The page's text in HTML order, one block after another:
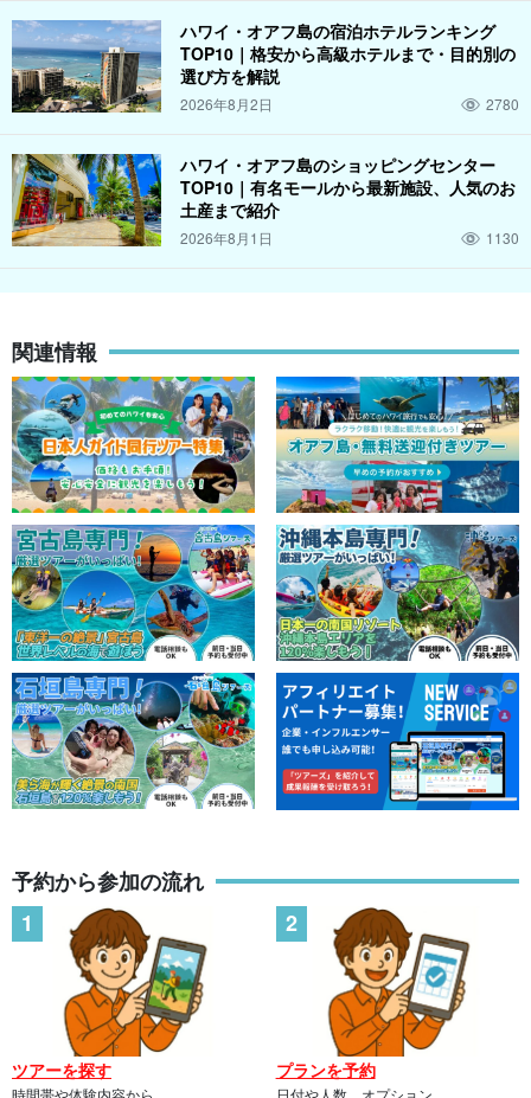
ハワイ・オアフ島の宿泊ホテルランキング
TOP10｜格安から高級ホテルまで・目的別の
選び方を解説
2026年8月2日 2780
ハワイ・オアフ島のショッピングセンター
TOP10｜有名モールから最新施設、人気のお
土産まで紹介
2026年8月1日 1130
関連情報
予約から参加の流れ
ツアーを探す
時間帯や体験内容から
プランを予約
日付や人数、オプション